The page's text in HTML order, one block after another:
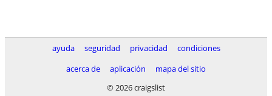
ayuda seguridad privacidad
condiciones
acerca de
aplicación
mapa del sitio
© 2026 craigslist